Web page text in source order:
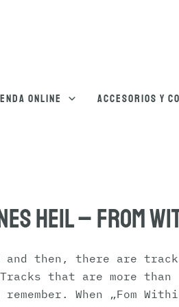
online Accesorios y
Heil – From
and then, there are
that are more
When „Fom